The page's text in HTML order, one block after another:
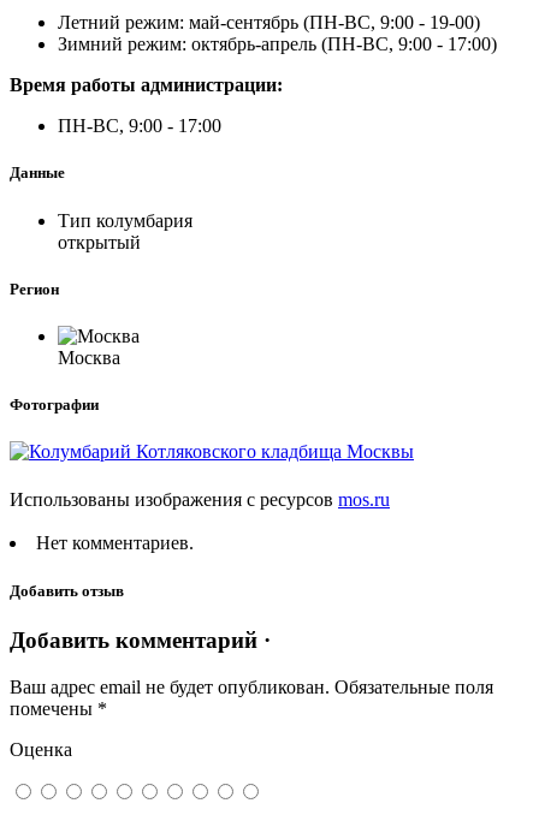
Летний режим: май-сентябрь (ПН-ВС, 9:00 - 19-00)
Зимний режим: октябрь-апрель (ПН-ВС, 9:00 - 17:00)
Время работы администрации:
ПН-ВС, 9:00 - 17:00
Данные
Тип колумбария
открытый
Регион
Москва
Фотографии
Использованы изображения с ресурсов mos.ru
Нет комментариев.
Добавить отзыв
Добавить комментарий ·
Ваш адрес email не будет опубликован. Обязательные поля
помечены *
Оценка